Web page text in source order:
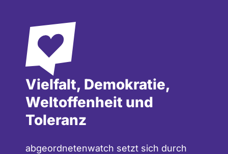
Vielfalt, Demokratie,
Weltoffenheit und
Toleranz
abgeordnetenwatch setzt sich durch